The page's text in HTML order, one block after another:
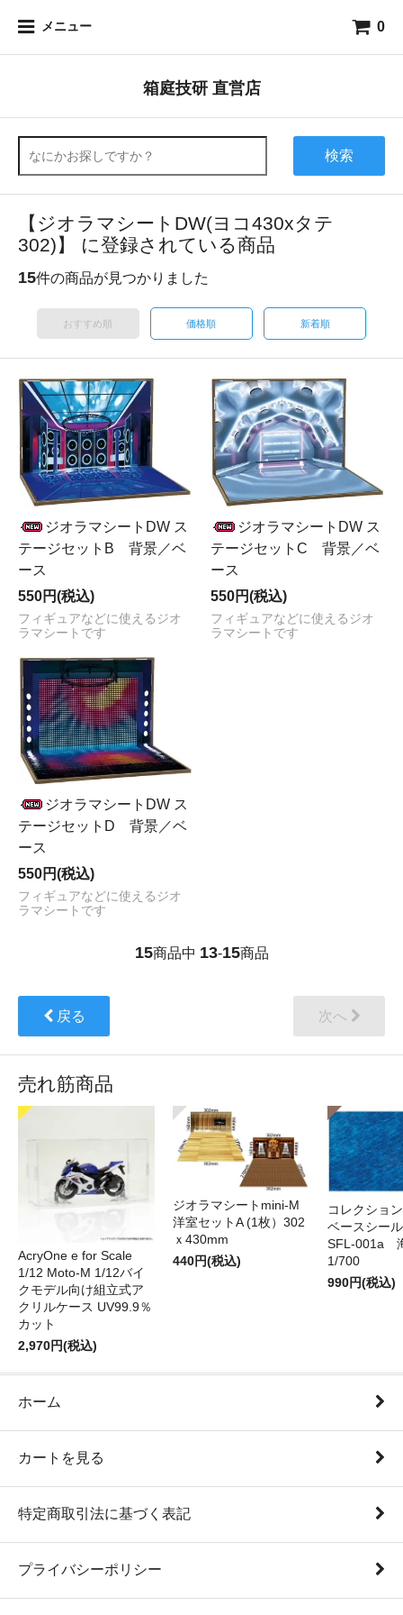
メニュー 0
箱庭技研 直営店
検索
【ジオラマシートDW(ヨコ430xタテ
302)】 に登録されている商品
15件の商品が見つかりました
おすすめ順 価格順 新着順
ジオラマシートDW ス
テージセットB 背景／ベ
ース
550円(税込)
フィギュアなどに使えるジオ
ラマシートです
ジオラマシートDW ス
テージセットC 背景／ベ
ース
550円(税込)
フィギュアなどに使えるジオ
ラマシートです
ジオラマシートDW ス
テージセットD 背景／ベ
ース
550円(税込)
フィギュアなどに使えるジオ
ラマシートです
15商品中 13-15商品
戻る 次へ
売れ筋商品
AcryOne e for Scale
1/12 Moto-M 1/12バイ
クモデル向け組立式ア
クリルケース UV99.9％
カット
2,970円(税込)
ジオラマシートmini-M
洋室セットA (1枚）302
ｘ430mm
440円(税込)
コレクショ
ベースシー
SFL-001a
1/700
990円(税込)
ホーム
カートを見る
特定商取引法に基づく表記
プライバシーポリシー